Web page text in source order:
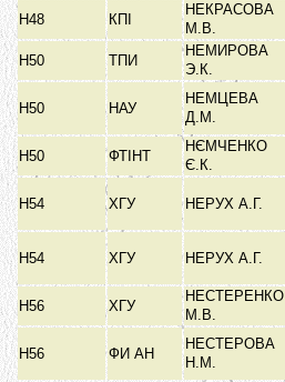
Н48
КПІ
НЕКРАСОВА
М.В.
Н50
ТПИ
НЕМИРОВА
Э.К.
Н50 НАУ
НЕМЦЕВА
Д.М.
Н50
ФТІНТ
НЄМЧЕНКО
Є.К.
Н54 ХГУ НЕРУХ А.Г.
Н54 ХГУ НЕРУХ А.Г.
Н56
ХГУ
НЕСТЕРЕНКО
М.В.
Н56 ФИ АН
НЕСТЕРОВА
Н.М.